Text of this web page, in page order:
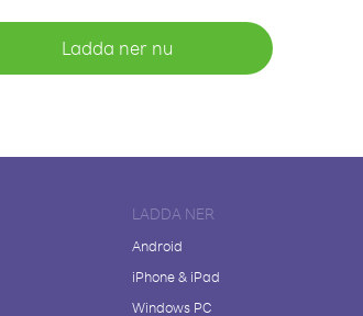
Ladda ner nu
LADDA NER
Android
iPhone & iPad
Windows PC